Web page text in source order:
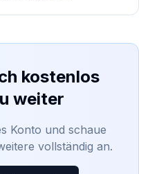
kostenlos
weiter
Konto und schaue
vollständig an.